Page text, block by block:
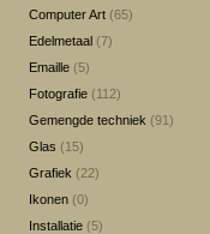
Computer Art (65)
Edelmetaal (7)
Emaille (5)
Fotografie (112)
Gemengde techniek (91)
Glas (15)
Grafiek (22)
Ikonen (0)
Installatie (5)